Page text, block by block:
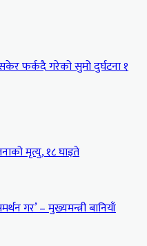
फर्कदै गरेको सुमो दुर्घटना १
मृत्यु, १८ घाइते
गर’ – मुख्यमन्त्री बानियाँ